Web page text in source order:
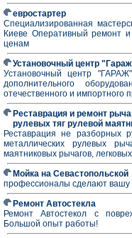
евростартер
Специализированная
Киеве Оперативный ремонт
ценам
Установочный центр
Установочный центр
дополнительного
отечественного и импортного
Реставрация и ремонт
рулевых тяг рулевой
Реставрация не разборных
металлических рулевых
маятниковых рычагов,
Мойка на Севастопольской
профессионалы сделают вашу
Ремонт Автостекла
Ремонт Автостекол с
Большой опыт работы!